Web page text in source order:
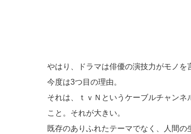
やはり、ドラマは俳優の演技力がモノを
今度は3つ目の理由。
それは、ｔｖＮというケーブルチャン
こと。それが大きい。
既存のありふれたテーマでなく、人間